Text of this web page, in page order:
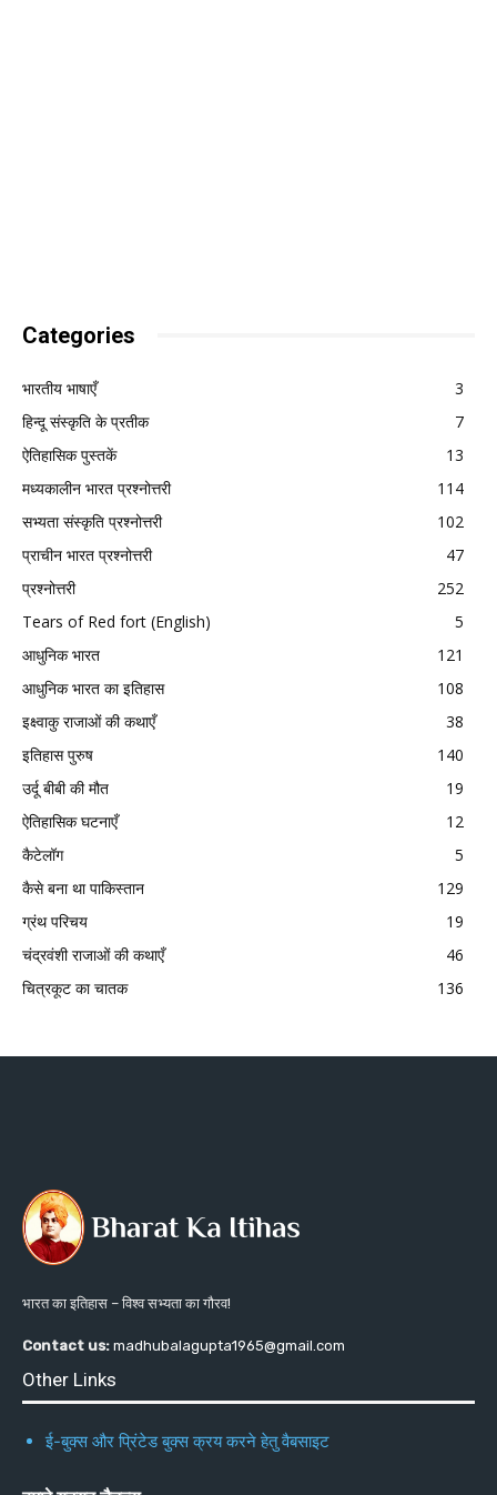
Categories
भारतीय भाषाएँ
3
हिन्दू संस्कृति के प्रतीक
7
ऐतिहासिक पुस्तकें
13
मध्यकालीन भारत प्रश्नोत्तरी
114
सभ्यता संस्कृति प्रश्नोत्तरी
102
प्राचीन भारत प्रश्नोत्तरी
47
प्रश्नोत्तरी
252
Tears of Red fort (English)
5
आधुनिक भारत
121
आधुनिक भारत का इतिहास
108
इक्ष्वाकु राजाओं की कथाएँ
38
इतिहास पुरुष
140
उर्दू बीबी की मौत
19
ऐतिहासिक घटनाएँ
12
कैटेलॉग
5
कैसे बना था पाकिस्तान
129
ग्रंथ परिचय
19
चंद्रवंशी राजाओं की कथाएँ
46
चित्रकूट का चातक
136
भारत का इतिहास – विश्व सभ्यता का गौरव!
Contact us: madhubalagupta1965@gmail.com
Other Links
ई-बुक्स और प्रिंटेड बुक्स क्रय करने हेतु वैबसाइट